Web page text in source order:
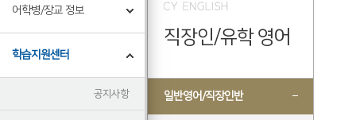
어학병/장교 정보
학습지원센터
공지사항
정
직장인/유학 영어
일반영어/직장인반